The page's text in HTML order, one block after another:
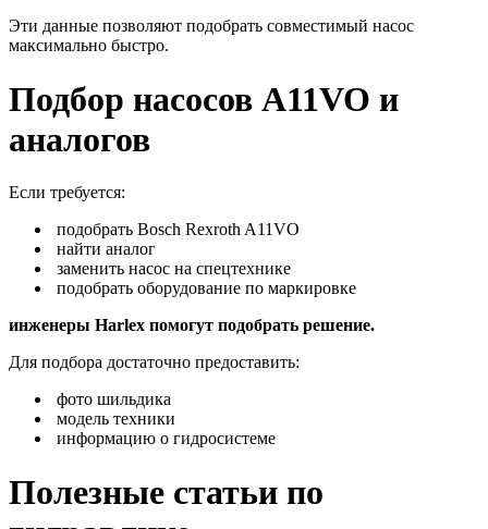
Эти данные позволяют подобрать совместимый насос
максимально быстро.
Подбор насосов A11VO и
аналогов
Если требуется:
подобрать Bosch Rexroth A11VO
найти аналог
заменить насос на спецтехнике
подобрать оборудование по маркировке
инженеры Harlex помогут подобрать решение.
Для подбора достаточно предоставить:
фото шильдика
модель техники
информацию о гидросистеме
Полезные статьи по